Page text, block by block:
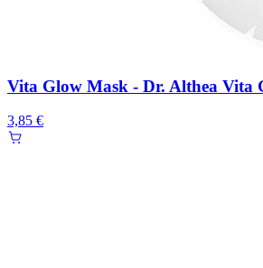
Vita Glow Mask - Dr. Althea Vita
3,85 €